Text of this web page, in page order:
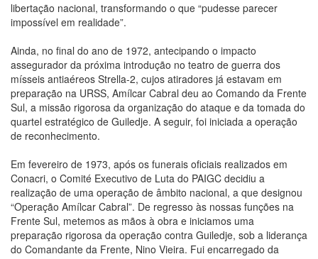
libertação nacional, transformando o que “pudesse parecer
impossível em realidade”.
Ainda, no final do ano de 1972, antecipando o impacto
assegurador da próxima introdução no teatro de guerra dos
mísseis antiaéreos Strella-2, cujos atiradores já estavam em
preparação na URSS, Amílcar Cabral deu ao Comando da Frente
Sul, a missão rigorosa da organização do ataque e da tomada do
quartel estratégico de Guiledje. A seguir, foi iniciada a operação
de reconhecimento.
Em fevereiro de 1973, após os funerais oficiais realizados em
Conacri, o Comité Executivo de Luta do PAIGC decidiu a
realização de uma operação de âmbito nacional, a que designou
“Operação Amílcar Cabral”. De regresso às nossas funções na
Frente Sul, metemos as mãos à obra e iniciamos uma
preparação rigorosa da operação contra Guiledje, sob a liderança
do Comandante da Frente, Nino Vieira. Fui encarregado da